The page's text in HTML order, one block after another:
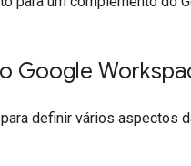
Google
definir vários aspectos